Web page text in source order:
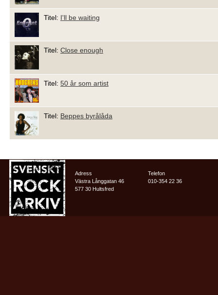
Titel: I'll be waiting
Titel: Close enough
Titel: 50 år som artist
Titel: Beppes byrålåda
Adress
Västra Långgatan 46
577 30 Hultsfred
Telefon
010-354 22 36